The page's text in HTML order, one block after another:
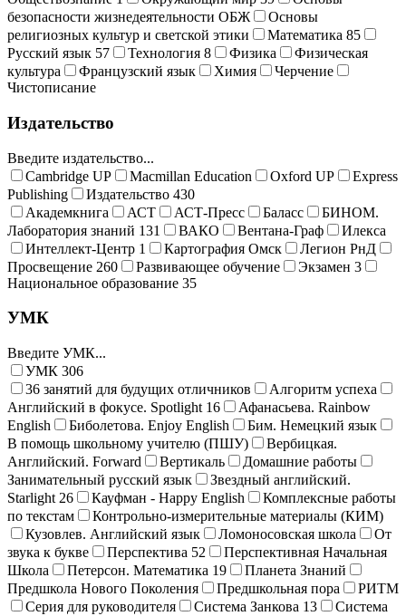
безопасности жизнедеятельности ОБЖ
Основы
религиозных культур и светской этики
Математика 85
Русский язык 57 Технология 8 Физика
Физическая
культура
Французский язык Химия
Черчение
Чистописание
Издательство
Введите издательство...
Cambridge UP
Macmillan Education Oxford UP
Express
Publishing
Издательство 430
Академкнига
АСТ АСТ-Пресс Баласс
БИНОМ.
Лаборатория знаний 131 ВАКО Вентана-Граф
Илекса
Интеллект-Центр 1 Картография Омск
Легион РнД
Просвещение 260 Развивающее обучение Экзамен 3
Национальное образование 35
УМК
Введите УМК...
УМК 306
36 занятий для будущих отличников
Алгоритм успеха
Английский в фокусе. Spotlight 16
Афанасьева. Rainbow
English
Биболетова. Enjoy English
Бим. Немецкий язык
В помощь школьному учителю (ПШУ)
Вербицкая.
Английский. Forward
Вертикаль
Домашние работы
Занимательный русский язык
Звездный английский.
Starlight 26 Кауфман - Happy English
Комплексные работы
по текстам
Контрольно-измерительные материалы (КИМ)
Кузовлев. Английский язык
Ломоносовская школа
От
звука к букве
Перспектива 52
Перспективная Начальная
Школа
Петерсон. Математика 19
Планета Знаний
Предшкола Нового Поколения
Предшкольная пора
РИТМ
Серия для руководителя
Система Занкова 13
Система